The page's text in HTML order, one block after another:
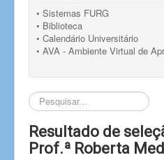
• Sistemas FURG
• Biblioteca
• Calendário Universitário
• AVA - Ambiente Virtual de
Pesquisar...
Resultado de
Prof.ª Roberta